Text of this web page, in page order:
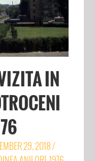
IN
29, 2018/